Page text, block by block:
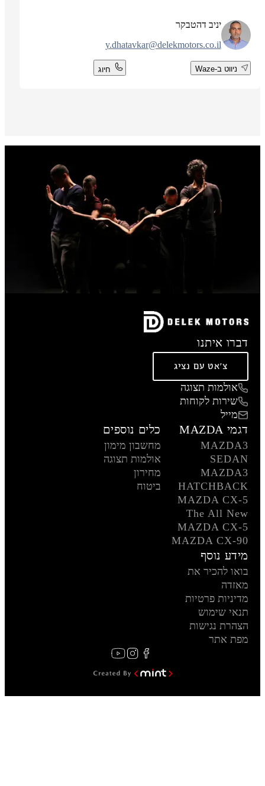
יניב דהטבקר
y.dhatavkar@delekmotors.co.il
ניווט ב-Waze חיוג
דברו איתנו
צ'אט עם נציג
אולמות תצוגה
שירות לקוחות
מייל
דגמי MAZDA
MAZDA3
SEDAN
MAZDA3
HATCHBACK
MAZDA CX-5
The All New
MAZDA CX-5
MAZDA CX-90
כלים נוספים
מחשבון מימון
אולמות תצוגה
מחירון
ביטוח
מידע נוסף
בואו להכיר את
מאזדה
מדיניות פרטיות
תנאי שימוש
הצהרת נגישות
מפת אתר